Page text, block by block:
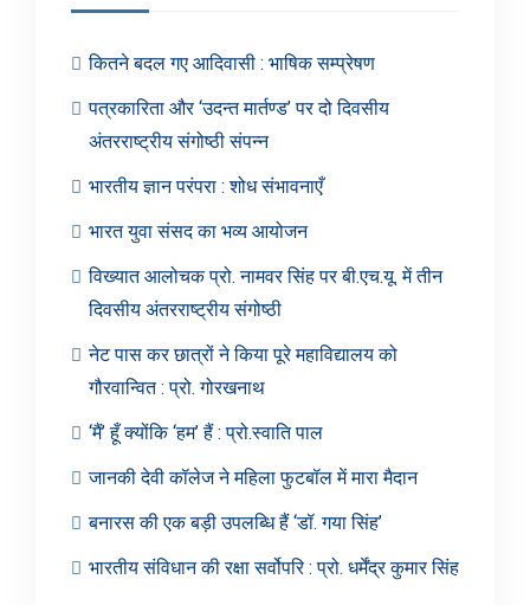
कितने बदल गए आदिवासी : भाषिक सम्प्रेषण
पत्रकारिता और ‘उदन्त मार्तण्ड’ पर दो दिवसीय
अंतरराष्ट्रीय संगोष्ठी संपन्न
भारतीय ज्ञान परंपरा : शोध संभावनाएँ
भारत युवा संसद का भव्य आयोजन
विख्यात आलोचक प्रो. नामवर सिंह पर बी.एच.यू. में तीन
दिवसीय अंतरराष्ट्रीय संगोष्ठी
नेट पास कर छात्रों ने किया पूरे महाविद्यालय को
गौरवान्वित : प्रो. गोरखनाथ
‘मैं’ हूँ क्योंकि ‘हम’ हैं : प्रो.स्वाति पाल
जानकी देवी कॉलेज ने महिला फुटबॉल में मारा मैदान
बनारस की एक बड़ी उपलब्धि हैं ‘डॉ. गया सिंह’
भारतीय संविधान की रक्षा सर्वोपरि : प्रो. धर्मेंद्र कुमार सिंह